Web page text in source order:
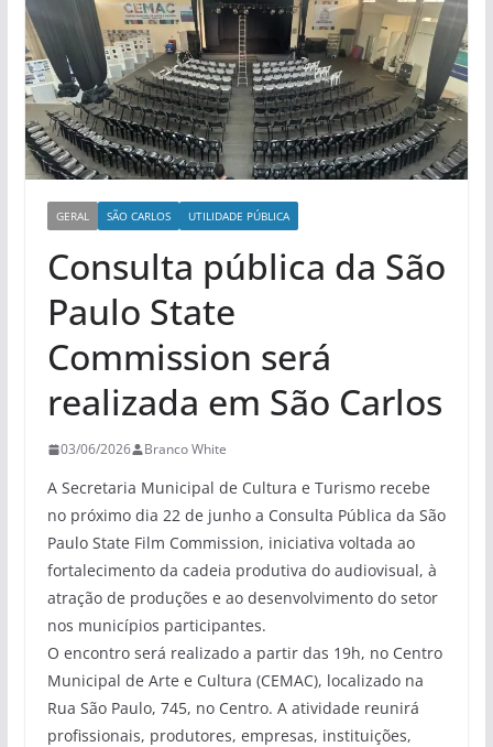
GERAL SÃO CARLOS UTILIDADE PÚBLICA
Consulta pública da São
Paulo State
Commission será
realizada em São Carlos
03/06/2026 Branco White
A Secretaria Municipal de Cultura e Turismo recebe
no próximo dia 22 de junho a Consulta Pública da São
Paulo State Film Commission, iniciativa voltada ao
fortalecimento da cadeia produtiva do audiovisual, à
atração de produções e ao desenvolvimento do setor
nos municípios participantes.
O encontro será realizado a partir das 19h, no Centro
Municipal de Arte e Cultura (CEMAC), localizado na
Rua São Paulo, 745, no Centro. A atividade reunirá
profissionais, produtores, empresas, instituições,